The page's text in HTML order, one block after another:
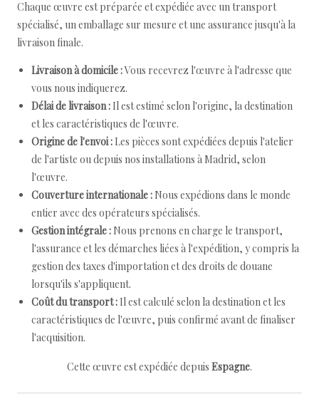
Chaque œuvre est préparée et expédiée avec un transport
spécialisé, un emballage sur mesure et une assurance jusqu'à la
livraison finale.
Livraison à domicile :Vous recevrez l'œuvre à l'adresse que
vous nous indiquerez.
Délai de livraison : Il est estimé selon l'origine, la destination
et les caractéristiques de l'œuvre.
Origine de l'envoi : Les pièces sont expédiées depuis l'atelier
de l'artiste ou depuis nos installations à Madrid, selon
l'œuvre.
Couverture internationale : Nous expédions dans le monde
entier avec des opérateurs spécialisés.
Gestion intégrale : Nous prenons en charge le transport,
l'assurance et les démarches liées à l'expédition, y compris la
gestion des taxes d'importation et des droits de douane
lorsqu'ils s'appliquent.
Coût du transport : Il est calculé selon la destination et les
caractéristiques de l'œuvre, puis confirmé avant de finaliser
l'acquisition.
Cette œuvre est expédiée depuis Espagne.